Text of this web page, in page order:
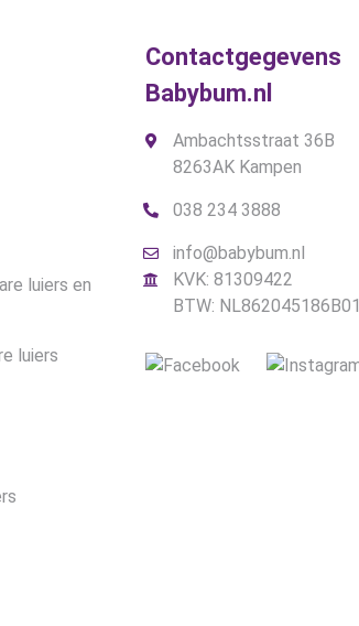
luiers en
luiers
Contactgegevens
Babybum.nl
Ambachtsstraat 36B
8263AK Kampen
038 234 3888
info@babybum.nl
KVK: 81309422
BTW: NL862045186B01